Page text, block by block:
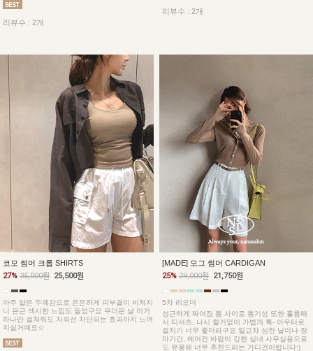
리뷰수 : 2개
리뷰수 : 2개
코모 썸머 크롭 SHIRTS
27% 35,000원 25,500원
아주 얇은 두께감으로 은은하게 피부결이 비쳐지
니 은근 섹시한 느낌도 들었구요 무더운 날 이거
하나만 걸쳐줘도 자외선 차단되는 효과까지 느껴
지실거예요☆
[MADE] 모그 썸머 CARDIGAN
25% 29,000원 21,750원
5차 리오더
성근하게 짜여짐 틈 사이로 통기성 또한 훌륭해
서 티셔츠, 나시 할거없이 가볍게 툭- 아우터로
걸치기 너무 좋더라구요 일교차 심한 날이나 장
마기간, 에어컨 바람이 강한 실내 사무실용으로
도 유용해 너무 추천드리는 가디건이랍니다:)